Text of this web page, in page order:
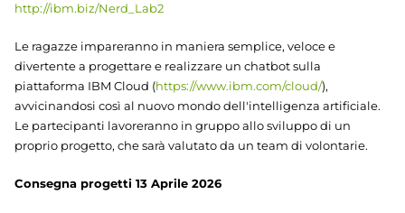
http://ibm.biz/Nerd_Lab2
Le ragazze impareranno in maniera semplice, veloce e
divertente a progettare e realizzare un chatbot sulla
piattaforma IBM Cloud (https://www.ibm.com/cloud/),
avvicinandosi così al nuovo mondo dell'intelligenza artificiale.
Le partecipanti lavoreranno in gruppo allo sviluppo di un
proprio progetto, che sarà valutato da un team di volontarie.
Consegna progetti 13 Aprile 2026